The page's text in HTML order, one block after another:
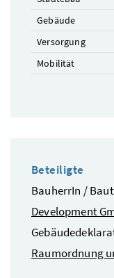
Gebäude
Versorgung
Mobilität
Beteiligte
BauherrIn /
Development
Raumordnung